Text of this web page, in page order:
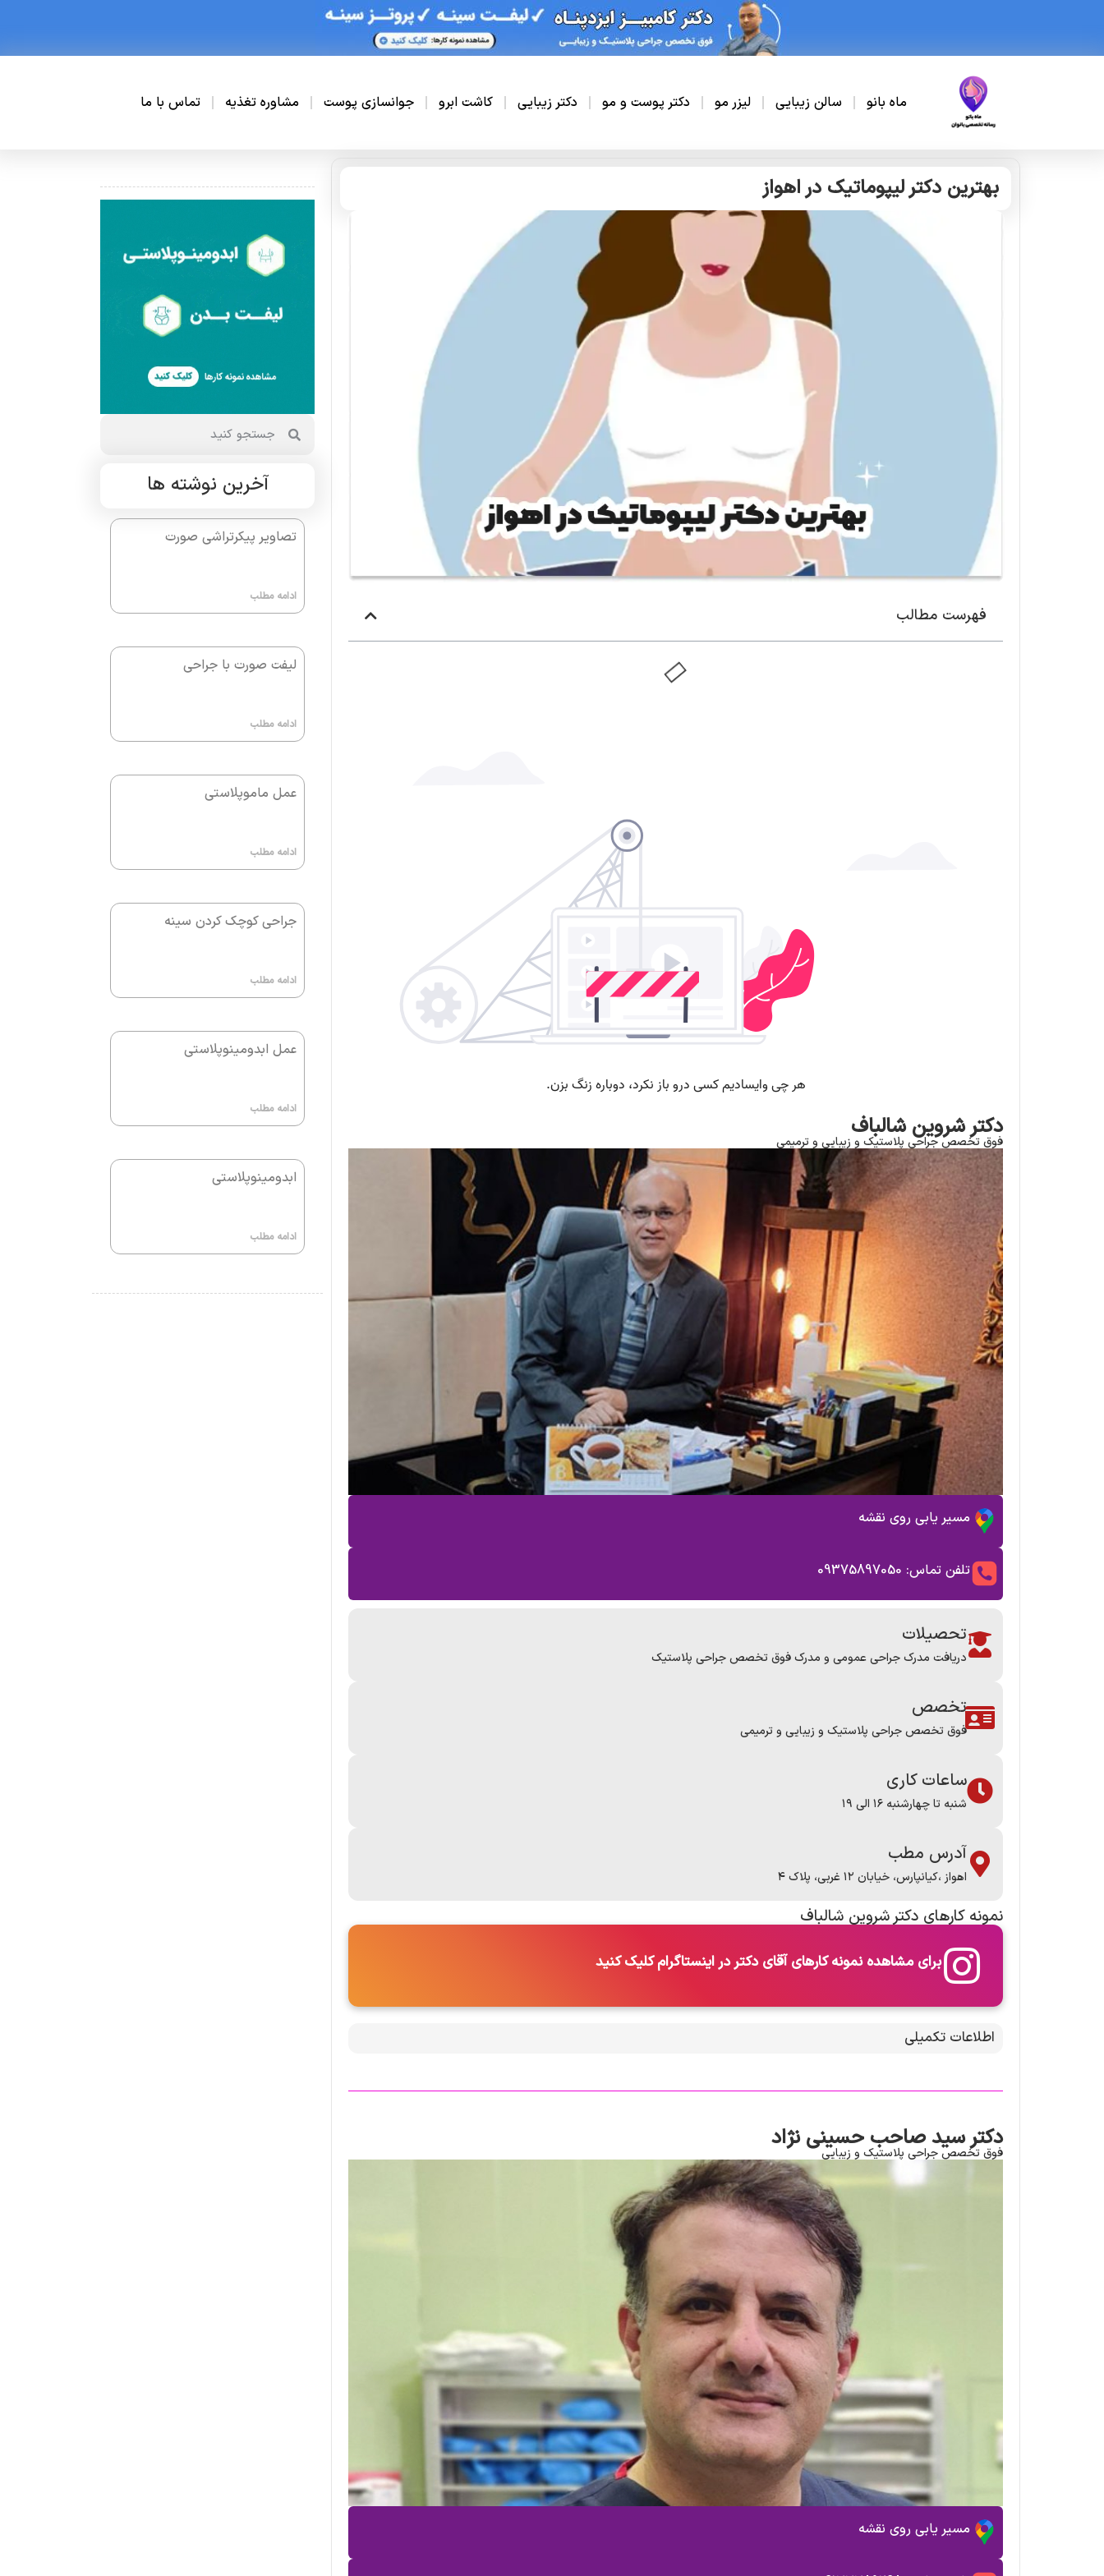
ماه بانو سالن زیبایی لیزر مو دکتر پوست و مو دکتر زیبایی کاشت ابرو جوانسازی پوست مشاوره تغذیه تماس با ما
بهترین دکتر لیپوماتیک در اهواز
فهرست مطالب
دکتر شروین شالباف
فوق تخصص جراحی پلاستیک و زیبایی و ترمیمی
مسیر یابی روی نقشه
تلفن تماس: 09375897050
تحصیلات
دریافت مدرک جراحی عمومی و مدرک فوق تخصص جراحی پلاستیک
تخصص
فوق تخصص جراحی پلاستیک و زیبایی و ترمیمی
ساعات کاری
شنبه تا چهارشنبه ۱۶ الی ۱۹
آدرس مطب
اهواز ،کیانپارس، خیابان ۱۲ غربی، پلاک ۴
نمونه کارها​ی دکتر شروین شالباف
برای مشاهده نمونه کارهای آقای دکتر در اینستاگرام کلیک کنید
اطلاعات تکمیلی
دکتر سید صاحب حسینی نژاد
فوق تخصص جراحی پلاستیک و زیبایی
مسیر یابی روی نقشه
آخرین نوشته ها
تصاویر پیکرتراشی صورت
ادامه مطلب
لیفت صورت با جراحی
ادامه مطلب
عمل ماموپلاستی
ادامه مطلب
جراحی کوچک کردن سینه
ادامه مطلب
عمل ابدومینوپلاستی
ادامه مطلب
ابدومینوپلاستی
ادامه مطلب